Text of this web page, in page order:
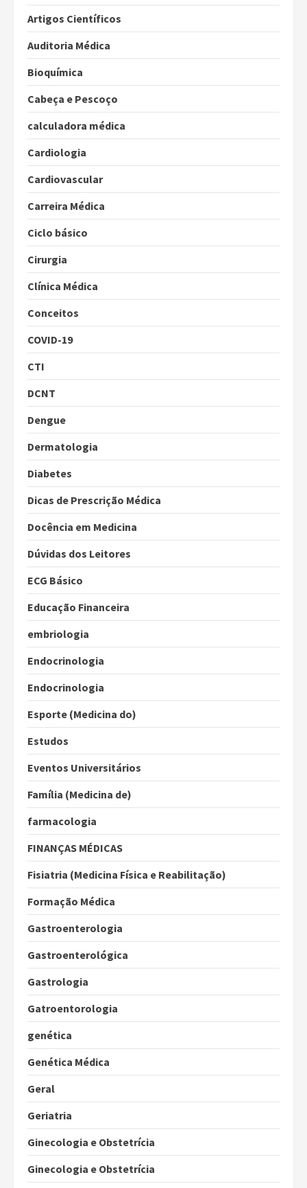
Artigos Científicos
Auditoria Médica
Bioquímica
Cabeça e Pescoço
calculadora médica
Cardiologia
Cardiovascular
Carreira Médica
Ciclo básico
Cirurgia
Clínica Médica
Conceitos
COVID-19
CTI
DCNT
Dengue
Dermatologia
Diabetes
Dicas de Prescrição Médica
Docência em Medicina
Dúvidas dos Leitores
ECG Básico
Educação Financeira
embriologia
Endocrinologia
Endocrinologia
Esporte (Medicina do)
Estudos
Eventos Universitários
Família (Medicina de)
farmacologia
FINANÇAS MÉDICAS
Fisiatria (Medicina Física e Reabilitação)
Formação Médica
Gastroenterologia
Gastroenterológica
Gastrologia
Gatroentorologia
genética
Genética Médica
Geral
Geriatria
Ginecologia e Obstetrícia
Ginecologia e Obstetrícia